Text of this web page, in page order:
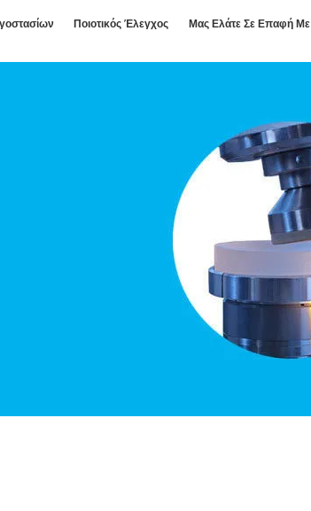
Ποιοτικός Έλεγχος Μας Ελάτε Σε Επαφή Με